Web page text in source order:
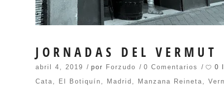
JORNADAS DEL
abril 4, 2019 por Forzudo 0 Comentarios 0
Cata, El Botiquín , Madrid , Manzana Reineta,